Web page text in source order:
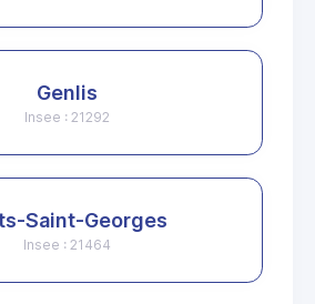
Genlis
Insee : 21292
Saint-Georges
Insee : 21464